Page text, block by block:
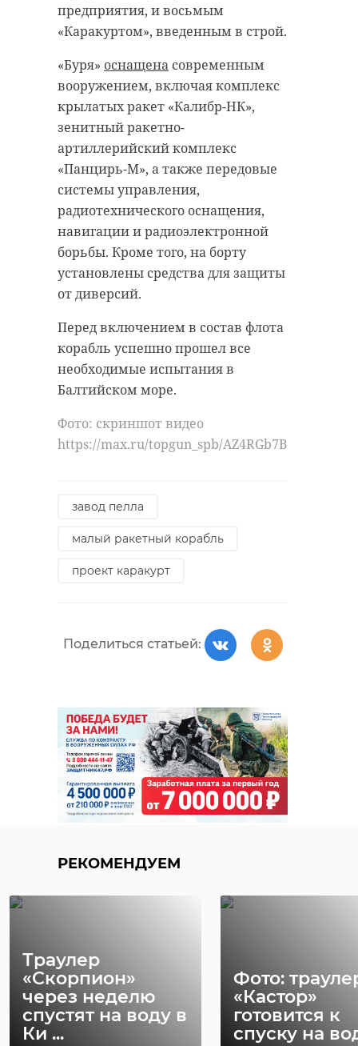
предприятия, и восьмым
«Каракуртом», введенным в строй.
«Буря» оснащена современным
вооружением, включая комплекс
крылатых ракет «Калибр-НК»,
зенитный ракетно-
артиллерийский комплекс
«Панцирь-М», а также передовые
системы управления,
радиотехнического оснащения,
навигации и радиоэлектронной
борьбы. Кроме того, на борту
установлены средства для защиты
от диверсий.
Перед включением в состав флота
корабль успешно прошел все
необходимые испытания в
Балтийском море.
Фото: скриншот видео
https://max.ru/topgun_spb/AZ4RGb7BdsA
завод пелла
малый ракетный корабль
проект каракурт
Поделиться статьей:
РЕКОМЕНДУЕМ
Траулер
«Скорпион»
через неделю
спустят на воду в
Ки ...
Фото:
«Кастор»
готовится к
спуску на